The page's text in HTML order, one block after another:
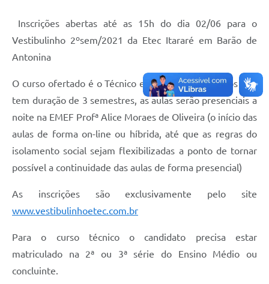
Inscrições abertas até as 15h do dia 02/06 para o
Vestibulinho 2ºsem/2021 da Etec Itararé em Barão de
Antonina
O curso ofertado é o Técnico em Recursos Humanos que
tem duração de 3 semestres, as aulas serão presenciais a
noite na EMEF Profª Alice Moraes de Oliveira (o início das
aulas de forma on-line ou híbrida, até que as regras do
isolamento social sejam flexibilizadas a ponto de tornar
possível a continuidade das aulas de forma presencial)
As inscrições são exclusivamente pelo site
www.vestibulinhoetec.com.br
Para o curso técnico o candidato precisa estar
matriculado na 2ª ou 3ª série do Ensino Médio ou
concluinte.